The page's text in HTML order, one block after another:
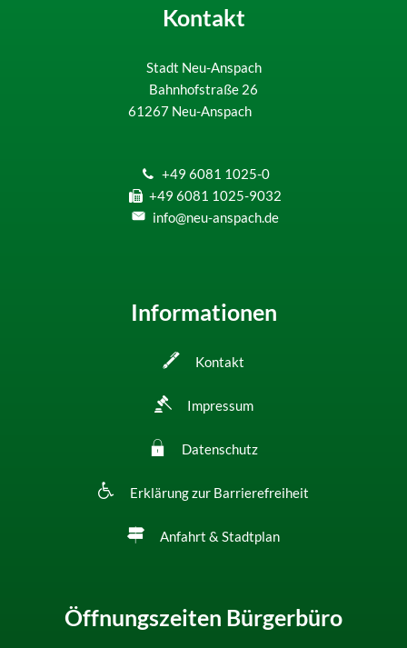
Kontakt
Stadt Neu-Anspach
Bahnhofstraße 26
61267 Neu-Anspach
+49 6081 1025-0
+49 6081 1025-9032
info@neu-anspach.de
Informationen
Kontakt
Impressum
Datenschutz
Erklärung zur Barrierefreiheit
Anfahrt & Stadtplan
Öffnungszeiten Bürgerbüro